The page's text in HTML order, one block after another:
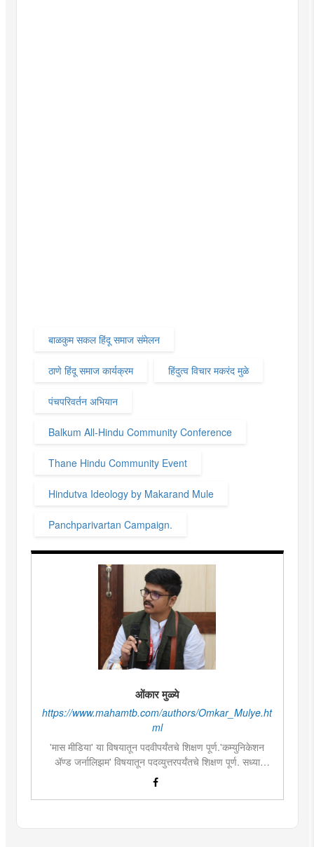
बाळकुम सकल हिंदू समाज संमेलन
ठाणे हिंदू समाज कार्यक्रम हिंदुत्व विचार मकरंद मुळे
पंचपरिवर्तन अभियान
Balkum All-Hindu Community Conference
Thane Hindu Community Event
Hindutva Ideology by Makarand Mule
Panchparivartan Campaign.
ओंकार मुळ्ये
https://www.mahamtb.com/authors/Omkar_Mulye.ht
ml
'मास मीडिया' या विषयातून पदवीपर्यंतचे शिक्षण पूर्ण.'कम्युनिकेशन
ॲण्ड जर्नालिझम' विषयातून पदव्युत्तरपर्यंतचे शिक्षण पूर्ण. सध्या
दै.'मुंबई तरुण भारत'मध्ये वेब उपसंपादक म्हणून कार्यरत. लिखाण,
संगीत, वाचन, फोटोग्राफी, इ.ची आवड.लिवोग्राफी भाषाशैलीत विशेष